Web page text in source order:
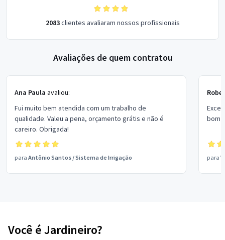
2083clientes avaliaram nossos profissionais
Avaliações de quem contratou
Ana Paula avaliou:
Fui muito bem atendida com um trabalho de
qualidade. Valeu a pena, orçamento grátis e não é
careiro. Obrigada!
para Antônio Santos /Sistema de Irrigação
bom
para
Você é Jardineiro?